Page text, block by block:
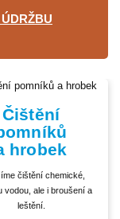
Čištění
hrobek
čištění chemické,
vodou, ale i broušení a
leštění.